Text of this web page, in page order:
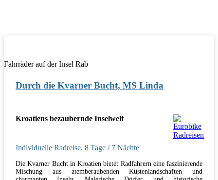
Fahrräder auf der Insel Rab
Durch die Kvarner Bucht, MS Linda
Kroatiens bezaubernde Inselwelt
Individuelle Radreise, 8 Tage / 7 Nächte
Die Kvarner Bucht in Kroatien bietet Radfahrern eine faszinierende
Mischung aus atemberaubenden Küstenlandschaften und